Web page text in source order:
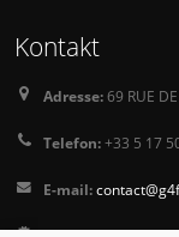
Kontakt
Adresse:69 RUE
Telefon:+33 5 17
E-mail: